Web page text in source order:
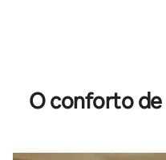
O conforto de